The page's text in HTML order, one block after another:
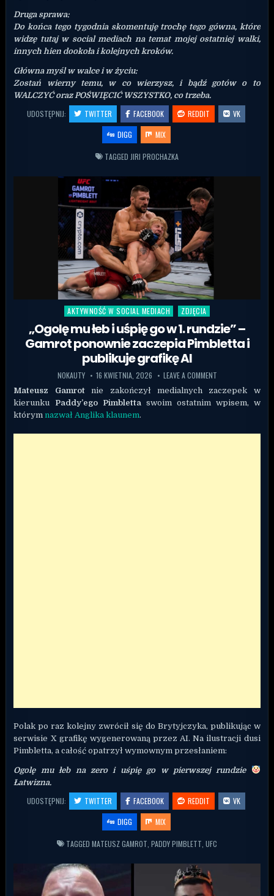
Druga sprawa:
Do końca tego tygodnia skomentuję trochę tego gówna, które
widzę tutaj w social mediach na temat mojej ostatniej walki,
innych hien dookoła i kolejnych kroków.
Główna myśl w walce i w życiu:
Zostań wierny temu, w co wierzysz, i bądź gotów o to
WALCZYĆ oraz POŚWIĘCIĆ WSZYSTKO, co trzeba.
UDOSTĘPNIJ: TWITTER FACEBOOK REDDIT
VK
DIGG
MIX
TAGGED JIRI PROCHAZKA
Posted in
AKTYWNOŚĆ W SOCIAL MEDIACH ZDJĘCIA
„Ogolę mu łeb i uśpię go w 1. rundzie” –
Gamrot ponownie zaczepia Pimbletta i
publikuje grafikę AI
NOKAUTY 16 KWIETNIA, 2026 LEAVE A COMMENT
Mateusz Gamrotnie zakończył medialnych zaczepek w
kierunku Paddy’ego Pimblettaswoim ostatnim wpisem, w
którymnazwał Anglika klaunem.
Polak po raz kolejny zwrócił się do Brytyjczyka, publikując w
serwisie X grafikę wygenerowaną przez AI. Na ilustracji dusi
Pimbletta, a całość opatrzył wymownym przesłaniem:
Ogolę mu łeb na zero i uśpię go w pierwszej rundzie
Łatwizna.
UDOSTĘPNIJ: TWITTER FACEBOOK REDDIT
VK
DIGG
MIX
TAGGED MATEUSZ GAMROT PADDY PIMBLETT UFC